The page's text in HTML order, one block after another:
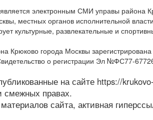
электронным СМИ управы
местных органов исполнительной
культурные, развлекательные и
Крюково города Москвы
о регистрации Эл №ФС77-
на сайте https://
смежных правах.
сайта, активная